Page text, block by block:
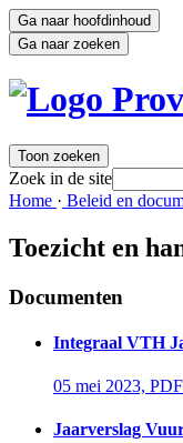
Ga naar hoofdinhoud
Ga naar zoeken
Toon zoeken
Zoek in de site
Home · Beleid en
Toezicht en
Documenten
Integraal VTH
05 mei 2023,
Jaarverslag